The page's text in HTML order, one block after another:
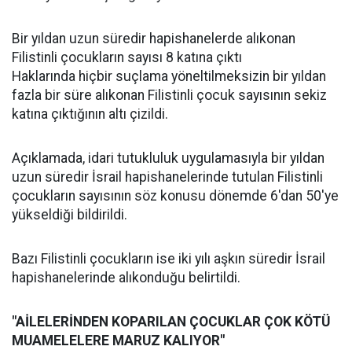
Bir yıldan uzun süredir hapishanelerde alıkonan
Filistinli çocukların sayısı 8 katına çıktı
Haklarında hiçbir suçlama yöneltilmeksizin bir yıldan
fazla bir süre alıkonan Filistinli çocuk sayısının sekiz
katına çıktığının altı çizildi.
Açıklamada, idari tutukluluk uygulamasıyla bir yıldan
uzun süredir İsrail hapishanelerinde tutulan Filistinli
çocukların sayısının söz konusu dönemde 6'dan 50'ye
yükseldiği bildirildi.
Bazı Filistinli çocukların ise iki yılı aşkın süredir İsrail
hapishanelerinde alıkonduğu belirtildi.
"AİLELERİNDEN KOPARILAN ÇOCUKLAR ÇOK KÖTÜ
MUAMELELERE MARUZ KALIYOR"